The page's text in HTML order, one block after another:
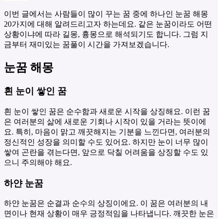
이번 글에서는 사람들이 많이 꾸는 꿈 중에 하나인 눈꿈 해몽
20가지에 대해 알려드리고자 하는데요. 같은 눈꿈이라도 어떤
상황이냐에 따라 길몽, 흉몽으로 해석되기도 합니다. 그럼 지
금부터 재미있는 꿈풀이 시간을 가져보겠습니다.
눈꿈 해몽
흰 눈이 쌓인 꿈
흰 눈이 쌓인 꿈은 순수함과 새로운 시작을 상징해요. 이런 꿈
은 여러분의 삶에 새로운 기회나 시작이 있을 거라는 뜻이에
요. 특히, 마음이 맑고 깨끗해지는 기분을 느낀다면, 여러분의
정신적인 성장을 의미할 수도 있어요. 하지만 눈이 너무 많이
쌓여 곤란을 겪는다면, 앞으로 닥칠 어려움을 상징할 수도 있
으니 주의해야 해요.
하얀 눈꿈
하얀 눈꿈은 순결과 순수의 상징이에요. 이 꿈은 여러분의 내
면이나 현재 상황이 매우 긍정적임을 나타냅니다. 깨끗한 눈은